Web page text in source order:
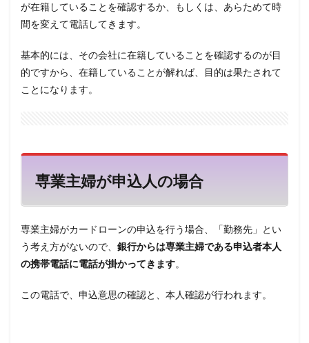
が在籍していることを確認するか、もしくは、あらためて時
間を変えて電話してきます。
基本的には、その会社に在籍していることを確認するのが目
的ですから、在籍していることが解れば、目的は果たされて
ことになります。
専業主婦が申込人の場合
専業主婦がカードローンの申込を行う場合、「勤務先」とい
う考え方がないので、 銀行からは専業主婦である申込者本人
の携帯電話に電話が掛かってきます。
この電話で、申込意思の確認と、本人確認が行われます。